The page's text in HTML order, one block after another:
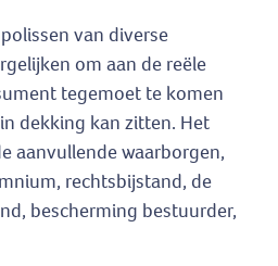
van diverse
om aan de reële
tegemoet te komen
dekking kan zitten. Het
aanvullende waarborgen,
rechtsbijstand, de
bescherming bestuurder,